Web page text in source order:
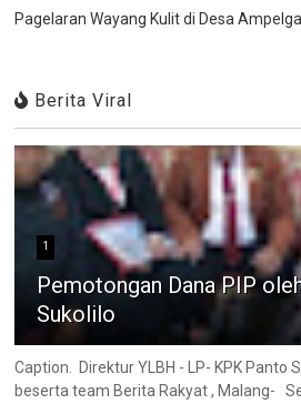
Pagelaran Wayang Kulit di Desa
Berita Viral
1
Pemotongan Dana PIP
Sukolilo
Caption. Direktur YLBH - LP- KPK Panto
beserta team Berita Rakyat , Malang-